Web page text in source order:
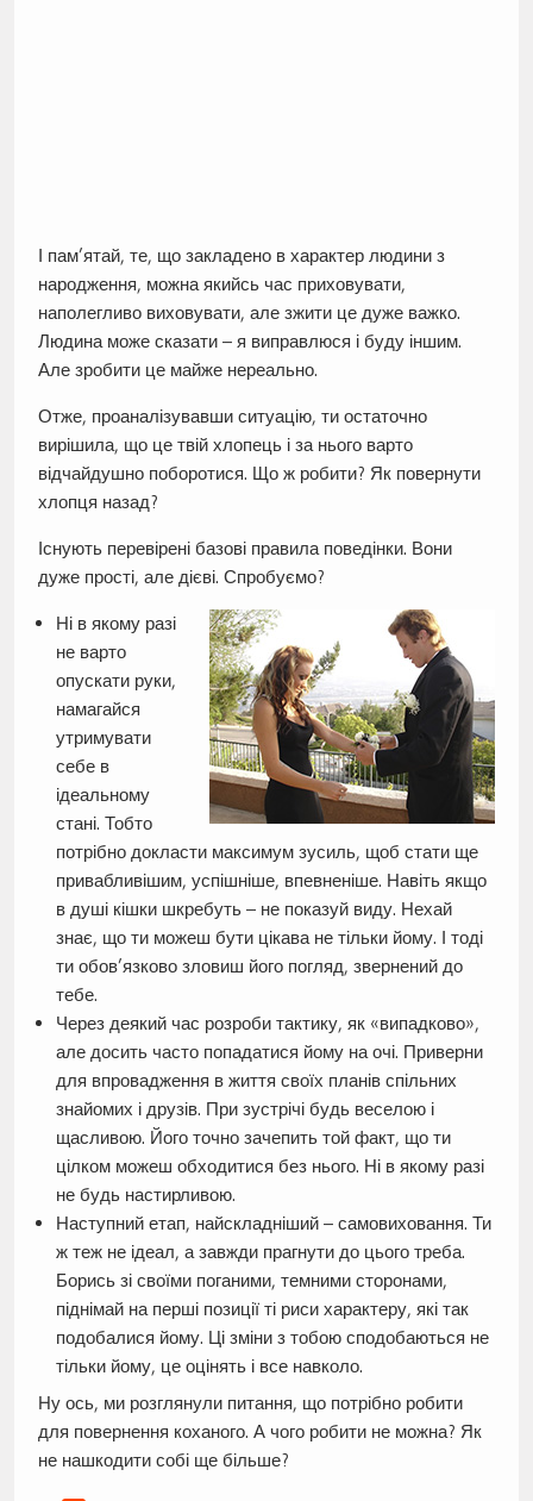
І пам’ятай, те, що закладено в характер людини з
народження, можна якийсь час приховувати,
наполегливо виховувати, але зжити це дуже важко.
Людина може сказати – я виправлюся і буду іншим.
Але зробити це майже нереально.
Отже, проаналізувавши ситуацію, ти остаточно
вирішила, що це твій хлопець і за нього варто
відчайдушно поборотися. Що ж робити? Як повернути
хлопця назад?
Існують перевірені базові правила поведінки. Вони
дуже прості, але дієві. Спробуємо?
Ні в якому разі
не варто
опускати руки,
намагайся
утримувати
себе в
ідеальному
стані. Тобто
потрібно докласти максимум зусиль, щоб стати ще
привабливішим, успішніше, впевненіше. Навіть якщо
в душі кішки шкребуть – не показуй виду. Нехай
знає, що ти можеш бути цікава не тільки йому. І тоді
ти обов’язково зловиш його погляд, звернений до
тебе.
Через деякий час розроби тактику, як «випадково»,
але досить часто попадатися йому на очі. Приверни
для впровадження в життя своїх планів спільних
знайомих і друзів. При зустрічі будь веселою і
щасливою. Його точно зачепить той факт, що ти
цілком можеш обходитися без нього. Ні в якому разі
не будь настирливою.
Наступний етап, найскладніший – самовиховання. Ти
ж теж не ідеал, а завжди прагнути до цього треба.
Борись зі своїми поганими, темними сторонами,
піднімай на перші позиції ті риси характеру, які так
подобалися йому. Ці зміни з тобою сподобаються не
тільки йому, це оцінять і все навколо.
Ну ось, ми розглянули питання, що потрібно робити
для повернення коханого. А чого робити не можна? Як
не нашкодити собі ще більше?